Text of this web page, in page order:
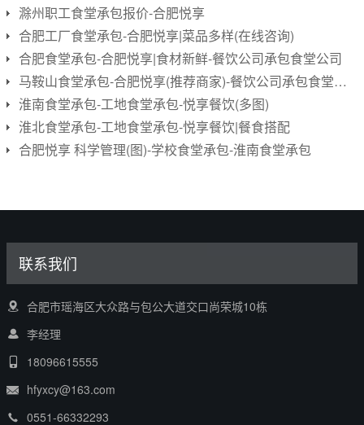
滁州职工食堂承包报价-合肥悦享
合肥工厂食堂承包-合肥悦享|菜品多样(在线咨询)
合肥食堂承包-合肥悦享|食材新鲜-餐饮公司承包食堂公司
马鞍山食堂承包-合肥悦享(推荐商家)-餐饮公司承包食堂公司
淮南食堂承包-工地食堂承包-悦享餐饮(多图)
淮北食堂承包-工地食堂承包-悦享餐饮|餐食搭配
合肥悦享 科学管理(图)-学校食堂承包-淮南食堂承包
联系我们
合肥市瑶海区大众路与包公大道交口尚荣城10栋
李经理
18096615555
hfyxcy@163.com
0551-66332293